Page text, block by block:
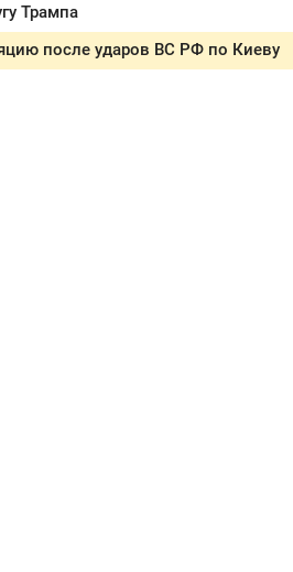
Трампа
после ударов ВС РФ по Киеву